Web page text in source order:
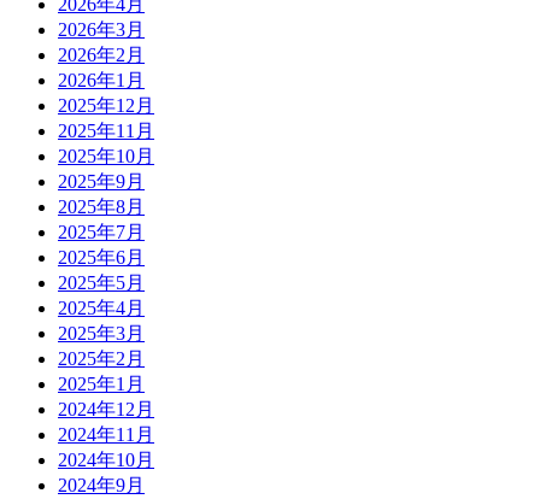
2026年4月
2026年3月
2026年2月
2026年1月
2025年12月
2025年11月
2025年10月
2025年9月
2025年8月
2025年7月
2025年6月
2025年5月
2025年4月
2025年3月
2025年2月
2025年1月
2024年12月
2024年11月
2024年10月
2024年9月